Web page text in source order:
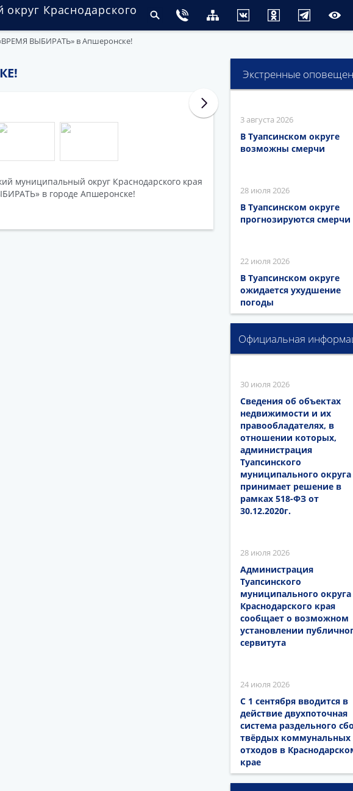
Краснодарского
ВЫБИРАТЬ» в Апшеронске!
муниципальный округ Краснодарского края
в городе Апшеронске!
Экстренные
3 августа 2026
В Туапсинском округе
возможны смерчи
28 июля 2026
В Туапсинском округе
прогнозируются смерчи
22 июля 2026
В Туапсинском округе
ожидается ухудшение
погоды
Официальная
30 июля 2026
Сведения об объектах
недвижимости и их
правообладателях, в
отношении которых,
администрация
Туапсинского
муниципального округа
принимает решение в
рамках 518-ФЗ от
30.12.2020г.
28 июля 2026
Администрация
Туапсинского
муниципального округа
Краснодарского края
сообщает о возможном
установлении
сервитута
24 июля 2026
С 1 сентября вводится в
действие двухпоточная
система раздельного
твёрдых коммунальных
отходов в
крае